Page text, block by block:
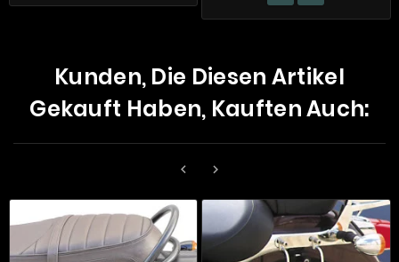
Kunden, Die Diesen Artikel
Gekauft Haben, Kauften Auch:
 